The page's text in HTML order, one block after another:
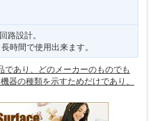
路設計。
時間で使用出来ます。
あり、どのメーカーのものでも
器の種類を示すためだけであり、